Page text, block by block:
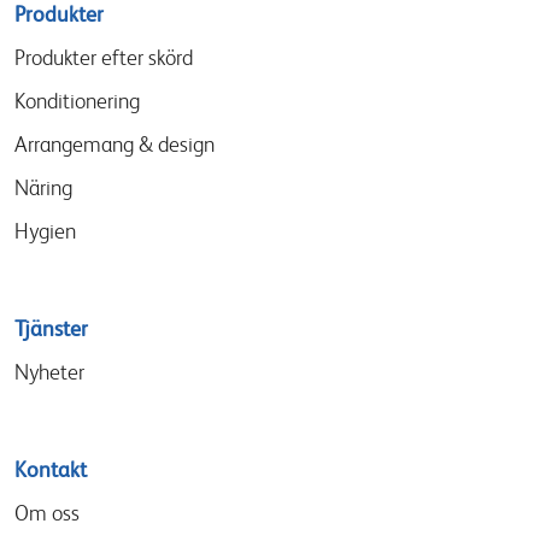
Sitemap
menu
Produkter
Produkter efter skörd
Konditionering
Arrangemang & design
Näring
Hygien
Tjänster
Nyheter
Kontakt
Om oss